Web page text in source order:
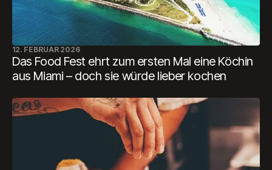
12. FEBRUAR 2026
Das Food Fest ehrt zum ersten Mal eine Köchin
aus Miami – doch sie würde lieber kochen